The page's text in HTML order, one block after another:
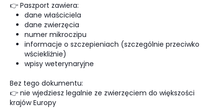
👉 Paszport zawiera:
dane właściciela
dane zwierzęcia
numer mikroczipu
informacje o szczepieniach (szczególnie przeciwko
wściekliźnie)
wpisy weterynaryjne
Bez tego dokumentu:
👉 nie wjedziesz legalnie ze zwierzęciem do większości
krajów Europy